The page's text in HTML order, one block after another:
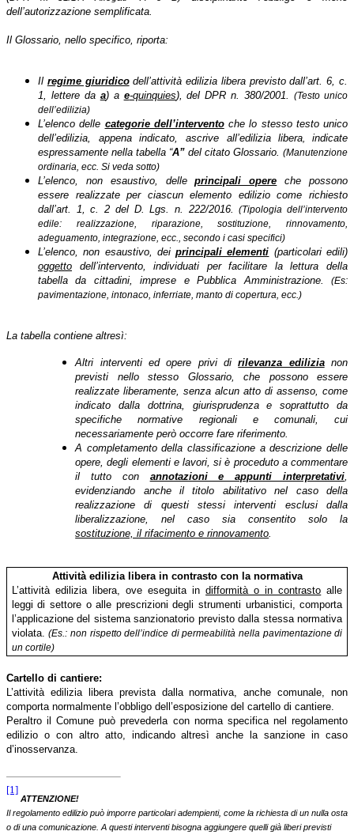
dell’autorizzazione semplificata.
Il Glossario, nello specifico, riporta:
Il regime giuridico dell’attività edilizia libera previsto dall’art. 6, c.
1, lettere da a) a e-quinquies), del DPR n. 380/2001.(Testo unico
dell’edilizia)
L’elenco delle categorie dell’intervento che lo stesso testo unico
dell’edilizia, appena indicato, ascrive all’edilizia libera ,indicate
espressamente nella tabella “A” del citato Glossario. (Manutenzione
ordinaria, ecc. Si veda sotto)
L’elenco, non esaustivo, delleprincipali opere che possono
essere realizzate per ciascun elemento edilizio come richiesto
dall’art. 1, c. 2 del D. Lgs. n. 222/2016.(Tipologia dell’intervento
edile: realizzazione, riparazione, sostituzione, rinnovamento,
adeguamento, integrazione, ecc., secondo i casi specifici)
L’elenco, non esaustivo, deiprincipali elementi (particolari edili)
oggetto dell’intervento, individuati per facilitare la lettura della
tabella da cittadini, imprese e Pubblica Amministrazione. (Es:
pavimentazione, intonaco, inferriate, manto di copertura, ecc.)
La tabella contiene altresì:
Altri interventi ed opere privi dirilevanza edilizianon
previsti nello stesso Glossario,che possono essere
realizzate liberamente, senza alcun atto di assenso , come
indicato dalla dottrina, giurisprudenza e soprattutto da
specifiche normative
regionali e comunali, cui
necessariamente però occorre fare riferimento.
A completamento della classificazione a descrizione delle
opere, degli elementi e lavori, si è proceduto a commentare
il tutto con annotazioni e appunti interpretativi
evidenziando anche il titolo abilitativo nel caso della
realizzazione di questi stessi interventi esclusi dalla
liberalizzazione, nel caso sia consentito solo la
sostituzione, il rifacimento e rinnovamento
Attività edilizia libera in contrasto con la normativa
L’attività edilizia libera, ove eseguita indifformità o in contrasto alle
leggi di settore o alle prescrizioni degli strumenti urbanistici, comporta
l’applicazione del sistema sanzionatorio previsto dalla stessa normativa
violata.(Es.: non rispetto dell’indice di permeabilità nella pavimentazione di
un cortile)
Cartello di cantiere:
L’attività edilizia libera prevista dalla normativa, anche comunale, non
comporta normalmente l’obbligo dell’esposizione del cartello di cantiere.
Peraltro il Comune può prevederla con norma specifica nel regolamento
edilizio o con altro atto, indicando altresì anche la sanzione in caso
d’inosservanza.
[1]
ATTENZIONE!
Il regolamento edilizio può imporre particolari adempienti, come la richiesta di un nulla osta
o di una comunicazione. A questi interventi bisogna aggiungere quelli già liberi previsti